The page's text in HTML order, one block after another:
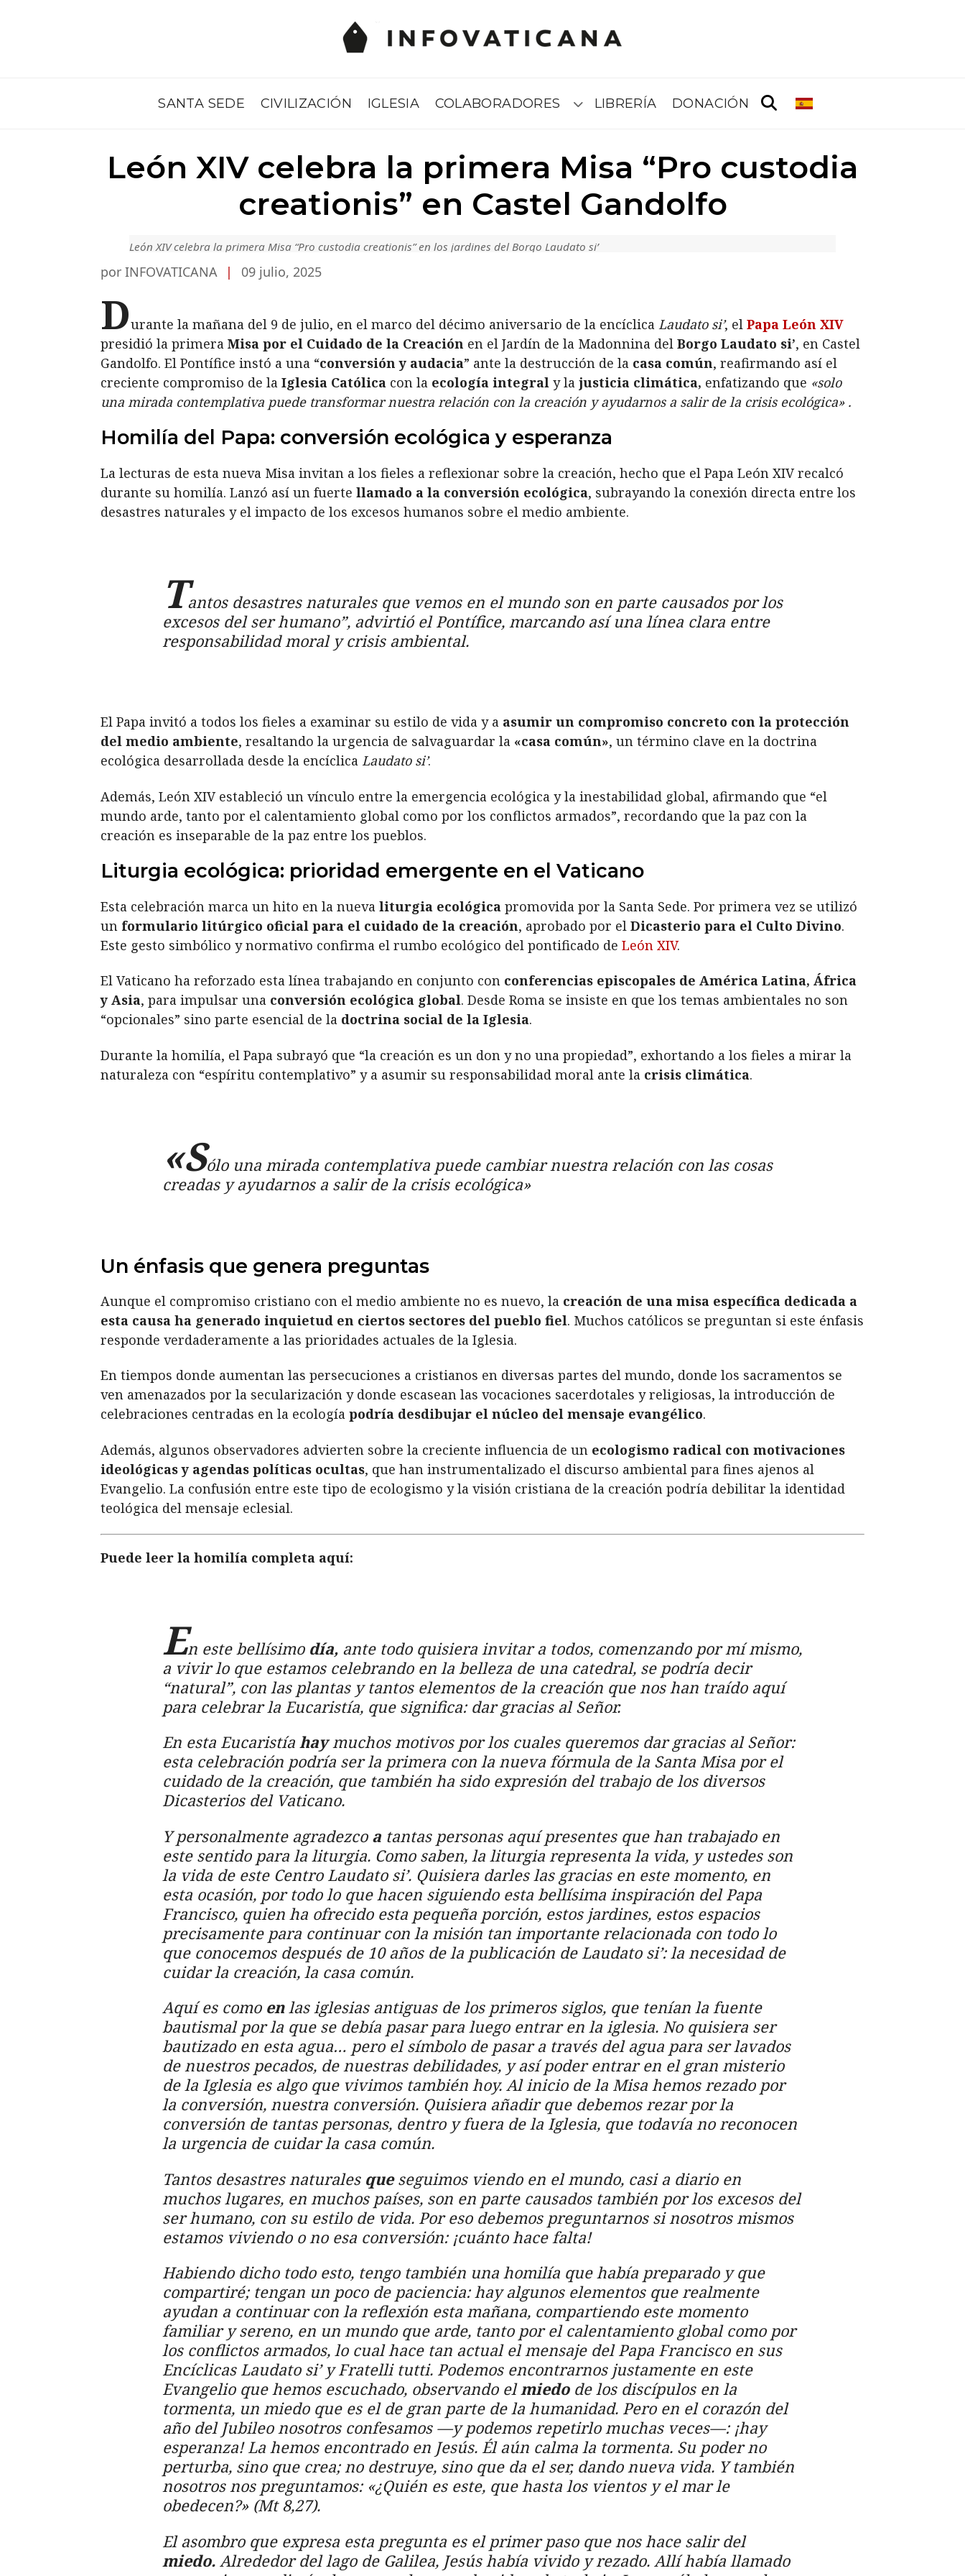
SANTA SEDE CIVILIZACIÓN IGLESIA COLABORADORES Submenú
LIBRERÍA DONACIÓN
León XIV celebra la primera Misa “Pro custodia
creationis” en Castel Gandolfo
León XIV celebra la primera Misa “Pro custodia creationis” en los jardines del Borgo Laudato si’
por INFOVATICANA | 09 julio, 2025
Durante la mañana del 9 de julio, en el marco del décimo aniversario de la encíclica Laudato si’, el Papa León XIV
presidió la primera Misa por el Cuidado de la Creación en el Jardín de la Madonnina del Borgo Laudato si’, en Castel
Gandolfo. El Pontífice instó a una “conversión y audacia” ante la destrucción de la casa común, reafirmando así el
creciente compromiso de la Iglesia Católica con la ecología integral y la justicia climática, enfatizando que «solo
una mirada contemplativa puede transformar nuestra relación con la creación y ayudarnos a salir de la crisis ecológica».
Homilía del Papa: conversión ecológica y esperanza
La lecturas de esta nueva Misa invitan a los fieles a reflexionar sobre la creación, hecho que el Papa León XIV recalcó
durante su homilía. Lanzó así un fuerte llamado a la conversión ecológica, subrayando la conexión directa entre los
desastres naturales y el impacto de los excesos humanos sobre el medio ambiente.
Tantos desastres naturales que vemos en el mundo son en parte causados por los
excesos del ser humano”, advirtió el Pontífice, marcando así una línea clara entre
responsabilidad moral y crisis ambiental.
El Papa invitó a todos los fieles a examinar su estilo de vida y a asumir un compromiso concreto con la protección
del medio ambiente, resaltando la urgencia de salvaguardar la «casa común», un término clave en la doctrina
ecológica desarrollada desde la encíclica Laudato si’.
Además, León XIV estableció un vínculo entre la emergencia ecológica y la inestabilidad global, afirmando que “el
mundo arde, tanto por el calentamiento global como por los conflictos armados”, recordando que la paz con la
creación es inseparable de la paz entre los pueblos.
Liturgia ecológica: prioridad emergente en el Vaticano
Esta celebración marca un hito en la nueva liturgia ecológica promovida por la Santa Sede. Por primera vez se utilizó
un formulario litúrgico oficial para el cuidado de la creación, aprobado por el Dicasterio para el Culto Divino.
Este gesto simbólico y normativo confirma el rumbo ecológico del pontificado de León XIV.
El Vaticano ha reforzado esta línea trabajando en conjunto con conferencias episcopales de América Latina, África
y Asia, para impulsar una conversión ecológica global. Desde Roma se insiste en que los temas ambientales no son
“opcionales” sino parte esencial de la doctrina social de la Iglesia.
Durante la homilía, el Papa subrayó que “la creación es un don y no una propiedad”, exhortando a los fieles a mirar la
naturaleza con “espíritu contemplativo” y a asumir su responsabilidad moral ante la crisis climática.
«Sólo una mirada contemplativa puede cambiar nuestra relación con las cosas
creadas y ayudarnos a salir de la crisis ecológica»
Un énfasis que genera preguntas
Aunque el compromiso cristiano con el medio ambiente no es nuevo, la creación de una misa específica dedicada a
esta causa ha generado inquietud en ciertos sectores del pueblo fiel. Muchos católicos se preguntan si este énfasis
responde verdaderamente a las prioridades actuales de la Iglesia.
En tiempos donde aumentan las persecuciones a cristianos en diversas partes del mundo, donde los sacramentos se
ven amenazados por la secularización y donde escasean las vocaciones sacerdotales y religiosas, la introducción de
celebraciones centradas en la ecología podría desdibujar el núcleo del mensaje evangélico.
Además, algunos observadores advierten sobre la creciente influencia de un ecologismo radical con motivaciones
ideológicas y agendas políticas ocultas, que han instrumentalizado el discurso ambiental para fines ajenos al
Evangelio. La confusión entre este tipo de ecologismo y la visión cristiana de la creación podría debilitar la identidad
teológica del mensaje eclesial.
Puede leer la homilía completa aquí:
En este bellísimo día, ante todo quisiera invitar a todos, comenzando por mí mismo,
a vivir lo que estamos celebrando en la belleza de una catedral, se podría decir
“natural”, con las plantas y tantos elementos de la creación que nos han traído aquí
para celebrar la Eucaristía, que significa: dar gracias al Señor.
En esta Eucaristíahaymuchos motivos porlos cuales queremos dar gracias al Señor:
esta celebración podría ser la primera con la nueva fórmula de la Santa Misa por el
cuidado de la creación, que también ha sido expresión del trabajo de los diversos
Dicasterios del Vaticano.
Y personalmente agradezco a tantas personas aquí presentes que han trabajado en
este sentido para la liturgia. Como saben, la liturgia representa la vida, y ustedes son
la vida de este Centro Laudato si’. Quisiera darles las gracias en este momento, en
esta ocasión, por todo lo que hacen siguiendo esta bellísima inspiración del Papa
Francisco, quien ha ofrecido esta pequeña porción, estos jardines, estos espacios
precisamente para continuar con la misión tan importante relacionada con todo lo
que conocemos después de 10 años de la publicación de Laudato si’: la necesidad de
cuidar la creación, la casa común.
Aquí es como enlas iglesias antiguasde los primeros siglos, que tenían la fuente
bautismal por la que se debía pasar para luego entrar en la iglesia. No quisiera ser
bautizado en esta agua… pero el símbolo de pasar a través del agua para ser lavados
de nuestros pecados, de nuestras debilidades, y así poder entrar en el gran misterio
de la Iglesia es algo que vivimos también hoy. Al inicio de la Misa hemos rezado por
la conversión, nuestra conversión. Quisiera añadir que debemos rezar por la
conversión de tantas personas, dentro y fuera de la Iglesia, que todavía no reconocen
la urgencia de cuidar la casa común.
Tantos desastres naturales queseguimos viendo en el mundo, casi a diario en
muchoslugares, en muchos países, son en parte causados también por los excesos del
ser humano, con su estilo de vida. Por eso debemos preguntarnos si nosotros mismos
estamos viviendo o no esa conversión: ¡cuánto hace falta!
Habiendo dicho todo esto, tengo también una homilía que había preparado y que
compartiré; tengan un poco de paciencia: hay algunos elementos que realmente
ayudan a continuar con la reflexión esta mañana, compartiendo este momento
familiar y sereno, en un mundo que arde, tanto por el calentamiento global como por
los conflictos armados, lo cual hace tan actual el mensaje del Papa Francisco en sus
Encíclicas Laudato si’yFratelli tutti. Podemos encontrarnos justamente en este
Evangelio que hemos escuchado, observando elmiedode los discípulos en la
tormenta, un miedo que es el de gran parte de la humanidad. Pero en el corazón del
año del Jubileo nosotros confesamos —y podemos repetirlo muchas veces—: ¡hay
esperanza! La hemos encontrado en Jesús. Él aún calma la tormenta. Su poder no
perturba, sino que crea; no destruye, sino que da el ser, dando nueva vida. Y también
nosotros nos preguntamos: «¿Quién es este, que hasta los vientos y el mar le
obedecen?» (Mt 8,27).
El asombro que expresa esta pregunta es el primer paso que nos hace salir del
miedo. Alrededor del lago de Galilea, Jesús había vivido y rezado. Allí había llamado